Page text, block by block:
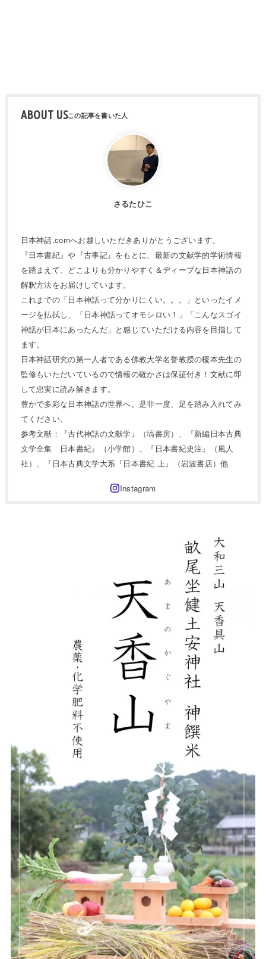
ABOUT US
さるたひこ
日本神話.comへお越しいただきありがとうございます。
『日本書紀』や『古事記』をもとに、最新の文献学的学術情報
を踏まえて、どこよりも分かりやすく＆ディープな日本神話の
解釈方法をお届けしています。
これまでの「日本神話って分かりにくい。。。」といったイメ
ージを払拭し、「日本神話ってオモシロい！」「こんなスゴイ
神話が日本にあったんだ」と感じていただける内容を目指して
ます。
日本神話研究の第一人者である佛教大学名誉教授の榎本先生の
監修もいただいているので情報の確かさは保証付き！文献に即
して忠実に読み解きます。
豊かで多彩な日本神話の世界へ。是非一度、足を踏み入れてみ
てください。
参考文献：『古代神話の文献学』（塙書房）、『新編日本古典
文学全集 日本書紀』（小学館）、『日本書紀史注』（風人
社）、『日本古典文学大系『日本書紀 上』（岩波書店）他